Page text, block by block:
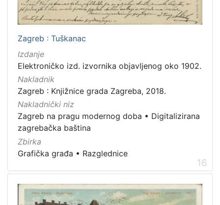
Zagreb : Tuškanac
Izdanje
Elektroničko izd. izvornika objavljenog oko 1902.
Nakladnik
Zagreb : Knjižnice grada Zagreba, 2018.
Nakladnički niz
Zagreb na pragu modernog doba • Digitalizirana
zagrebačka baština
Zbirka
Grafička građa • Razglednice
16